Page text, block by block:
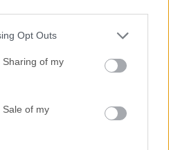
Opt Outs
of my
of my